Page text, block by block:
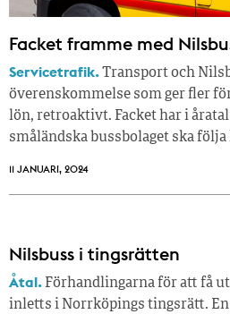
Facket framme med
Servicetrafik.Transport och
överenskommelse som ger fler
lön, retroaktivt. Facket har i
småländska bussbolaget ska
11 JANUARI, 2024
Nilsbuss i tingsrätten
Åtal. Förhandlingarna för att få
inletts i Norrköpings tingsrätt.